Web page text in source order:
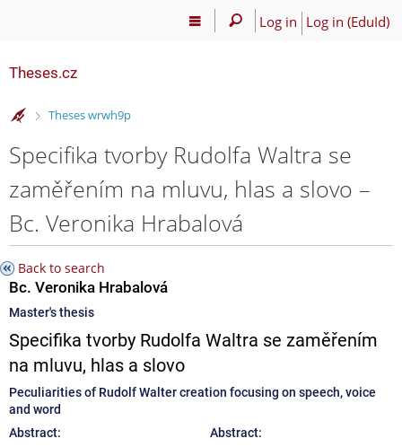
Log in Log in (EduId)
Theses.cz
>
Theses wrwh9p
Specifika tvorby Rudolfa Waltra se
zaměřením na mluvu, hlas a slovo –
Bc. Veronika Hrabalová
Back to search
Bc. Veronika Hrabalová
Master's thesis
Specifika tvorby Rudolfa Waltra se zaměřením
na mluvu, hlas a slovo
Peculiarities of Rudolf Walter creation focusing on speech, voice
and word
Abstract:
Abstract: